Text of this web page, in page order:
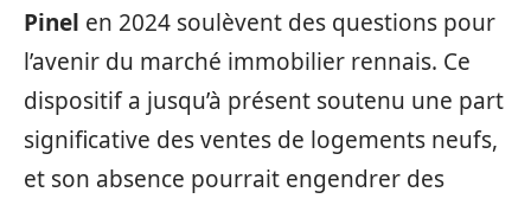
Pinel en 2024 soulèvent des questions pour
l’avenir du marché immobilier rennais. Ce
dispositif a jusqu’à présent soutenu une part
significative des ventes de logements neufs,
et son absence pourrait engendrer des